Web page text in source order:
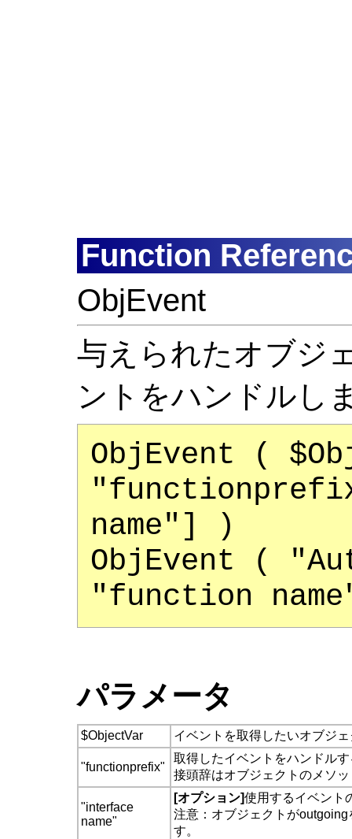
Function
ObjEvent
与えられたオブジ
ントをハンドルし
ObjEvent (
name"] )
ObjEvent (
"function
パラメータ
$ObjectVar イベントを取得したいオブジ
"functionprefix"
取得したイベントをハンドル
接頭辞はオブジェクトのメソ
"interface
name"
[オプション]使用するイベント
注意：オブジェクトが
す。